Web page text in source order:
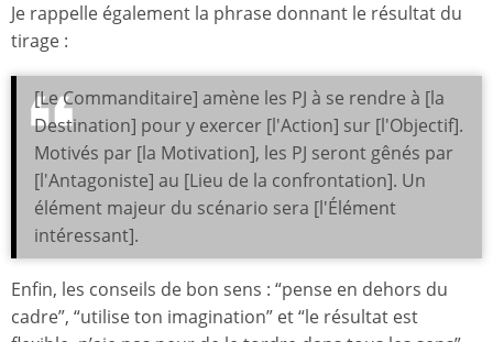
Je rappelle également la phrase donnant le résultat du
tirage :
[Le Commanditaire] amène les PJ à se rendre à [la
Destination] pour y exercer [l'Action] sur [l'Objectif].
Motivés par [la Motivation], les PJ seront gênés par
[l'Antagoniste] au [Lieu de la confrontation]. Un
élément majeur du scénario sera [l'Élément
intéressant].
Enfin, les conseils de bon sens : “pense en dehors du
cadre”, “utilise ton imagination” et “le résultat est